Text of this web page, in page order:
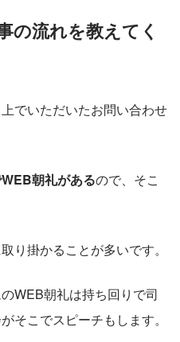
の流れを教えてく
でいただいたお問い合わせ
朝礼があるので、そこ
り掛かることが多いです。
WEB朝礼は持ち回りで司
そこでスピーチもします。